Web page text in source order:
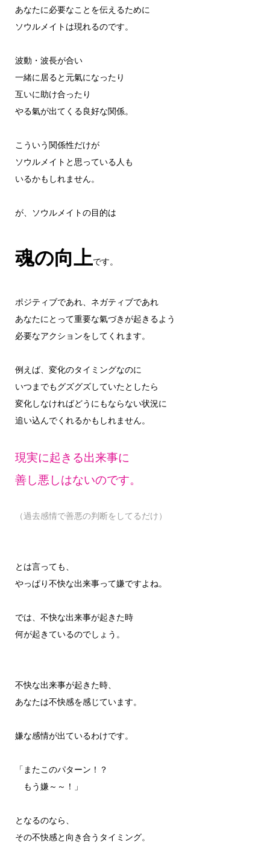
あなたに必要なことを伝えるために
ソウルメイトは現れるのです。
波動・波長が合い
一緒に居ると元氣になったり
互いに助け合ったり
やる氣が出てくる良好な関係。
こういう関係性だけが
ソウルメイトと思っている人も
いるかもしれません。
が、ソウルメイトの目的は
魂の向上です。
ポジティブであれ、ネガティブであれ
あなたにとって重要な氣づきが起きるよう
必要なアクションをしてくれます。
例えば、変化のタイミングなのに
いつまでもグズグズしていたとしたら
変化しなければどうにもならない状況に
追い込んでくれるかもしれません。
現実に起きる出来事に
善し悪しはないのです。
（過去感情で善悪の判断をしてるだけ）
とは言っても、
やっぱり不快な出来事って嫌ですよね。
では、不快な出来事が起きた時
何が起きているのでしょう。
不快な出来事が起きた時、
あなたは不快感を感じています。
嫌な感情が出ているわけです。
「またこのパターン！？
もう嫌～～！」
となるのなら、
その不快感と向き合うタイミング。